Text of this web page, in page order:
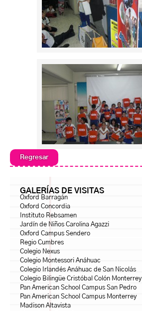
Regresar
GALERÍAS DE VISITAS
Oxford Barragán
Oxford Concordia
Instituto Rebsamen
Jardín de Niños Carolina Agazzi
Oxford Campus Sendero
Regio Cumbres
Colegio Nexus
Colegio Montessori Anáhuac
Colegio Irlandés Anáhuac de San Nicolás
Colegio Bilingüe Cristóbal Colón Monterrey
Pan American School Campus San Pedro
Pan American School Campus Monterrey
Madison Altavista